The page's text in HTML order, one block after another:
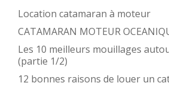
Location catamaran à moteur
CATAMARAN MOTEUR
Les 10 meilleurs mouillages
(partie 1/2)
12 bonnes raisons de louer un